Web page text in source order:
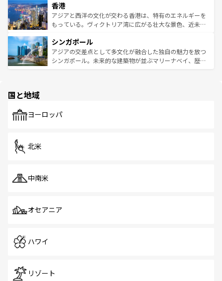
とつ。フォーやバインミー、ベトナムコーヒーなどは、ぜ
ひ現地で味わいたい。どの地域を訪れてもあたたかい人々
が旅行者を迎えてくれるので、きっと忘れられない旅にな
参照してほしい。
の活気が交差している。北部ではチェンマイなどの山岳地
帯で自然と触れ合い、南部ではプーケットやクラビの美し
いビーチでリゾート気分を楽しむことができる。タイ料理
激する。気候は一年中温暖で、どの季節にも異なる楽しみ
が待っている。親しみやすいタイの人々、仏教を中心とし
た文化、そして多様な観光資源が、訪れる旅人を魅了し続
香港
アジアと西洋の文化が交わる香港は、特有のエネルギーを
もっている。ヴィクトリア湾に広がる壮大な景色、近未来
み、どこを訪れても感動するはず。観光スポットが密集し
ており、効率よく見どころを回れるのも魅力。息をのむよ
うな絶景から文化的な体験まで、香港を存分に楽しみ尽く
シンガポール
アジアの交差点として多文化が融合した独自の魅力を放つ
シンガポール。未来的な建築物が並ぶマリーナベイ、歴史
で、ホーカーズは地元の風情を楽しめる外せないスポット
国と地域
ヨーロッパ
北米
中南米
オセアニア
ハワイ
リゾート